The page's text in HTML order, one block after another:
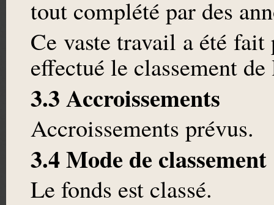
tout complété par des
Ce vaste travail a été
effectué le classement
3.3 Accroissements
Accroissements prévus.
3.4 Mode de classement
Le fonds est classé.